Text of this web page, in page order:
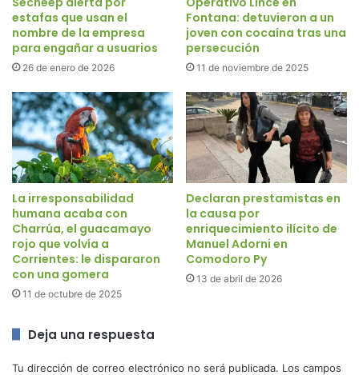
estafas que usan el
nombre de la empresa
para engañar a usuarios
26 de enero de 2026
Fontana: detuvieron a un
joven con cocaína tras una
persecución
11 de noviembre de 2025
La irresponsabilidad
humana acaba con
Charrúa, el guacamayo
rojo que volvía a
Corrientes: le dispararon
con una gomera
11 de octubre de 2025
Declaran prestamistas en
la causa por
enriquecimiento ilícito de
Manuel Adorni en
Comodoro Py
13 de abril de 2026
Deja una respuesta
Tu dirección de correo electrónico no será publicada. Los campos